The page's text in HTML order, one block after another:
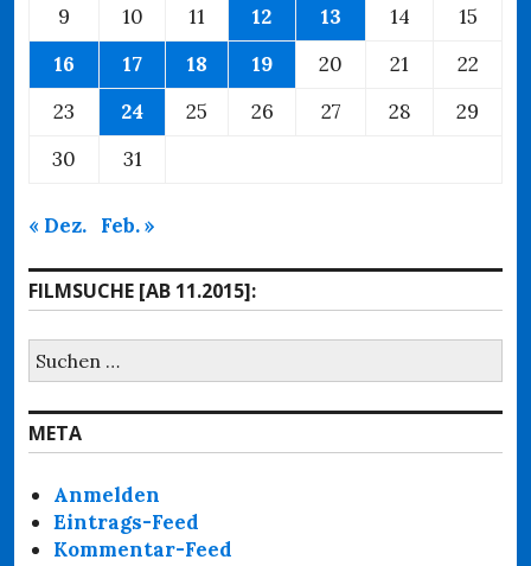
9
10 11 12 13 14
15
16
17 18 19 20 21
22
23
24 25 26 27 28
29
30
31
« Dez. Feb. »
FILMSUCHE [AB 11.2015]:
Suchen
nach:
META
Anmelden
Eintrags-Feed
Kommentar-Feed